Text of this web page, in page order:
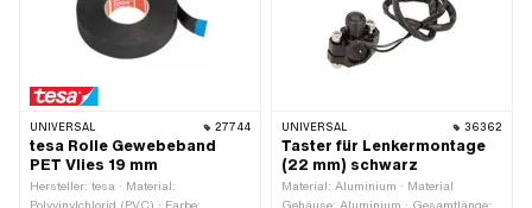
UNIVERSAL 27744
tesa Rolle Gewebeband
PET Vlies 19 mm
Hersteller: tesa · Material:
Polyvinylchlorid (PVC) · Farbe:
UNIVERSAL 36362
Taster für Lenkermontage
(22 mm) schwarz
Material: Aluminium · Material
Gehäuse: Aluminium · Gesamtlänge: